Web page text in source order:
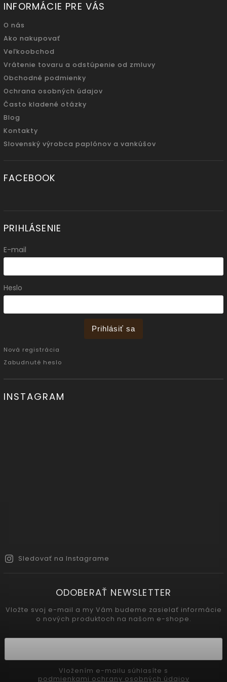
INFORMÁCIE PRE VÁS
O nás
Ako nakupovať
Veľkoobchod
Vrátenie tovaru a odstúpenie od zmluvy
Obchodné podmienky
Ochrana osobných údajov
Často kladené otázky
Blog
Kontakty
Slovenský výrobca paplónov a vankúšov
FACEBOOK
PRIHLÁSENIE
E-mail
Heslo
Prihlásiť sa
Nová registrácia
Zabudnuté heslo
INSTAGRAM
Sledovať na Instagrame
ODOBERAŤ NEWSLETTER
Vložte svoj e-mail a my Vám budeme zasielať informácie
o nových produktoch na našom e-shope.
podmienkami ochrany osobných údajov